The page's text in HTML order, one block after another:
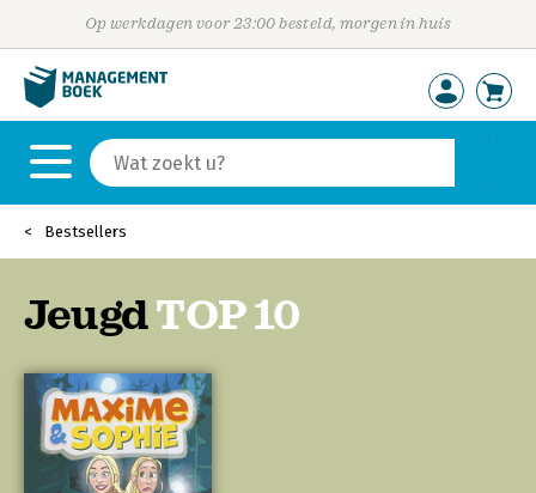
Op werkdagen voor 23:00 besteld, morgen in huis
Bestsellers
JeugdTOP 10